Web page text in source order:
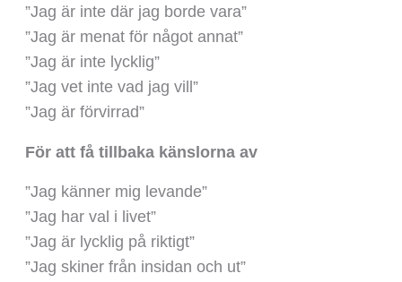
”Jag är inte där jag borde vara”
”Jag är menat för något annat”
”Jag är inte lycklig”
”Jag vet inte vad jag vill”
”Jag är förvirrad”
För att få tillbaka känslorna av
”Jag känner mig levande”
”Jag har val i livet”
”Jag är lycklig på riktigt”
”Jag skiner från insidan och ut”